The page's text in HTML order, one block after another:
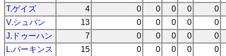
T.ゲイズ
4 0 0 0 0
0
V.シュパン
13 0 0 0 0
0
J.ドゥーハン
7 0 0 0 0
0
L.パーキンス
15 0 0 0 0
0